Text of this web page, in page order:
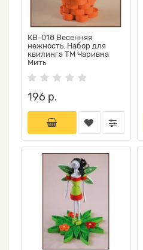
КВ-018 Весенняя
нежность. Набор для
квилинга ТМ Чаривна
Мить
196 р.